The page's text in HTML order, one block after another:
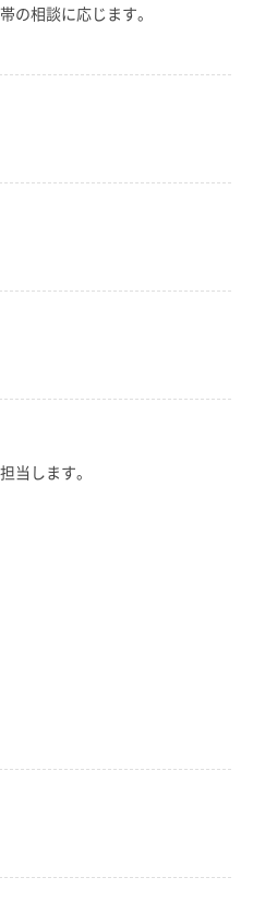
の相談に応じます。
当します。